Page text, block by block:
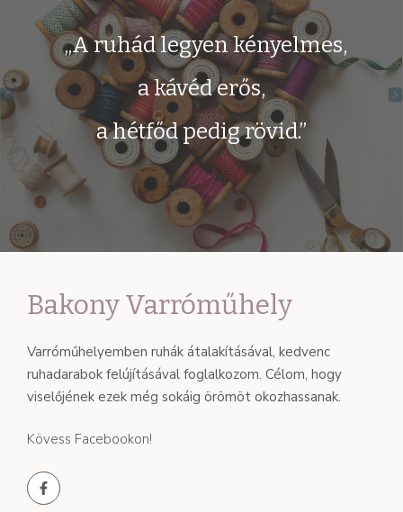
„A ruhád legyen kényelmes,
a kávéd erős,
a hétfőd pedig rövid.”
Bakony Varróműhely
Varróműhelyemben ruhák átalakításával, kedvenc
ruhadarabok felújításával foglalkozom. Célom, hogy
viselőjének ezek még sokáig örömöt okozhassanak.
Kövess Facebookon!